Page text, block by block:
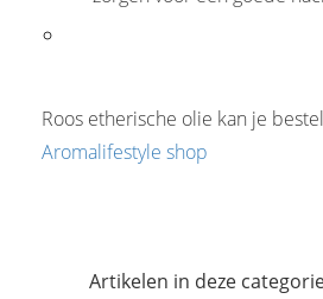
Roos etherische olie kan je
Aromalifestyle shop
Artikelen in deze